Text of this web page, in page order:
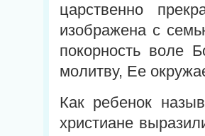
царственно
изображена с
покорность воле
молитву, Ее
Как ребенок
христиане